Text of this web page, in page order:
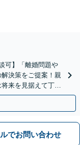
可】「離婚問題や
決策をご提案！親
来を見据えて丁寧
対応」
でお問い合わせ